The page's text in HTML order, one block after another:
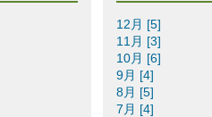
12月 [5]
11月 [3]
10月 [6]
9月 [4]
8月 [5]
7月 [4]